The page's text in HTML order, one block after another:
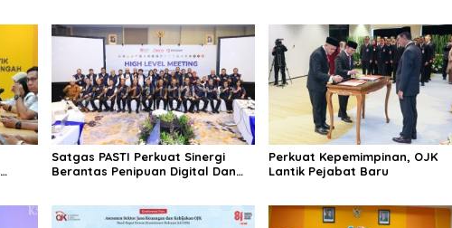
Satgas PASTI Perkuat Sinergi
Berantas Penipuan Digital Dan
Perkuat Kepemimpinan, OJK
Lantik Pejabat Baru